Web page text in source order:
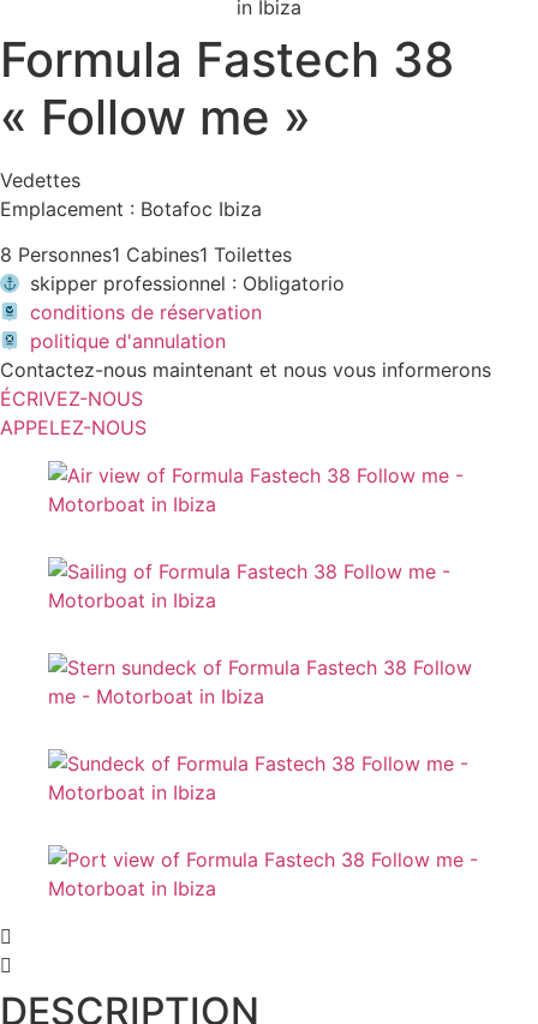
Formula Fastech 38
« Follow me »
Vedettes
Emplacement : Botafoc Ibiza
8 Personnes1 Cabines1 Toilettes
skipper professionnel : Obligatorio
conditions de réservation
politique d'annulation
Contactez-nous maintenant et nous vous informerons
ÉCRIVEZ-NOUS
APPELEZ-NOUS
DESCRIPTION